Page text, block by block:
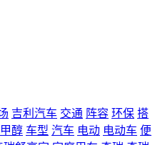
吉利汽车 交通 阵容 环保 搭
甲醇 车型 汽车 电动 电动车 便